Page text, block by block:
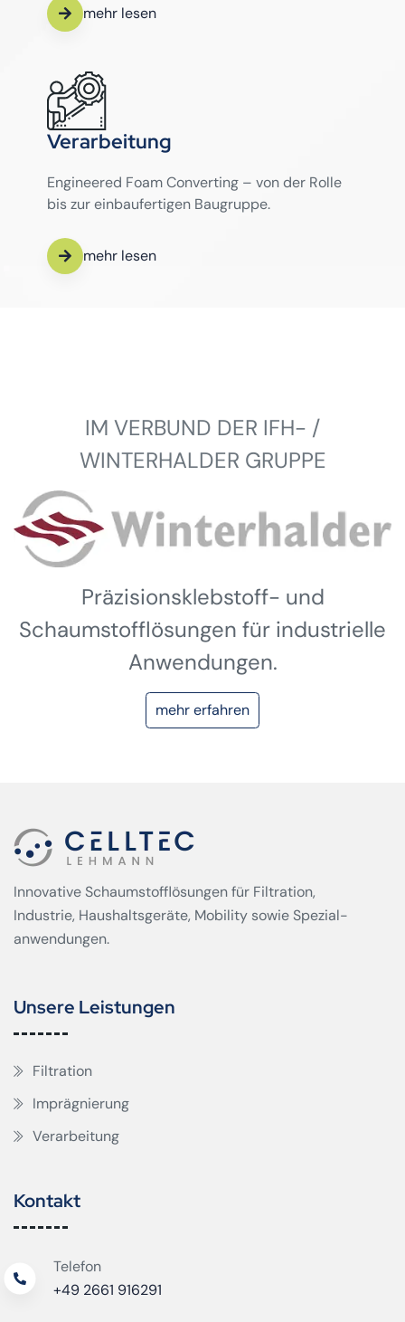
mehr lesen
Verarbeitung
Engineered Foam Converting – von der Rolle
bis zur einbaufertigen Baugruppe.
mehr lesen
IM VERBUND DER IFH- /
WINTERHALDER GRUPPE
Winterhalder
Präzisionsklebstoff- und
Schaumstofflösungen für industrielle
Anwendungen.
mehr erfahren
Innovative Schaumstofflösungen für Filtration,
Industrie, Haushaltsgeräte, Mobility sowie Spezial­
anwendungen.
Unsere Leistungen
Filtration
Imprägnierung
Verarbeitung
Kontakt
Telefon
+49 2661 916291